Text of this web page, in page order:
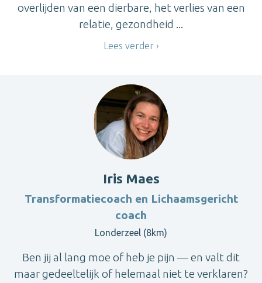
overlijden van een dierbare, het verlies van een
relatie, gezondheid ...
Lees verder
Iris Maes
Transformatiecoach en Lichaamsgericht
coach
Londerzeel (8km)
Ben jij al lang moe of heb je pijn — en valt dit
maar gedeeltelijk of helemaal niet te verklaren?